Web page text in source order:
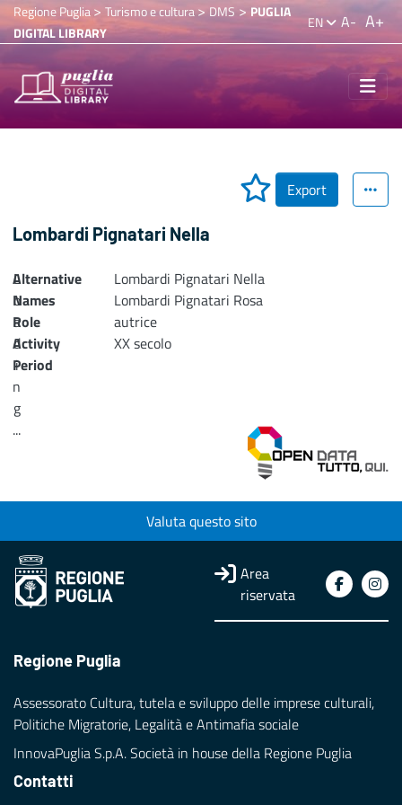
Regione Puglia> Turismo e cultura>DMS > PUGLIA
DIGITAL LIBRARY
EN A- A+
Export
Lombardi Pignatari Nella
L
o
a
d
i
n
g
...
Alternative
Names
Lombardi Pignatari Nella
Lombardi Pignatari Rosa
Role
autrice
Activity
Period
XX secolo
Valuta questo sito
Area
riservata
Regione Puglia
Assessorato Cultura, tutela e sviluppo delle imprese culturali,
Politiche Migratorie, Legalità e Antimafia sociale
InnovaPuglia S.p.A. Società in house della Regione Puglia
Contatti